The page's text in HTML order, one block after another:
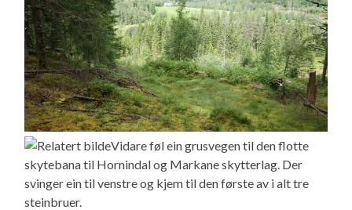
Vidare føl ein grusvegen til den flotte
skytebana til Hornindal og Markane skytterlag. Der
svinger ein til venstre og kjem til den første av i alt tre
steinbruer.